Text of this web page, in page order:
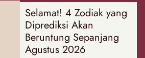
Selamat! 4 Zodiak yang
Diprediksi Akan
Beruntung Sepanjang
Agustus 2026